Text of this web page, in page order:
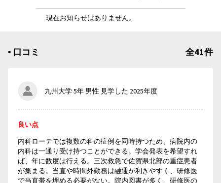
現在お知らせはありません。
▪︎ 口コミ 全41件
九州大学 5年 男性 見学した 2025年度
良い点
内科ローテでは複数の科の症例を同時持つため、病院内の
内科は一通り受け持つことができる。学会発表を希望すれ
ば、年に数度は行える。三次救急で佐賀県北部の重症患者
が集まる。当直や時間外勤務は融通が利きやすく、研修医
で当直帯を埋める必要がない。院内図書が多く、研修医の